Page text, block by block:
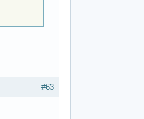
#63